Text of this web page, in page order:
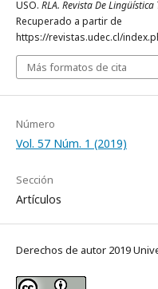
USO. RLA. Revista De
Recuperado a partir de
https://revistas.udec.cl/
Más formatos de cita
Número
Vol. 57 Núm. 1 (2019)
Sección
Artículos
Derechos de autor 2019